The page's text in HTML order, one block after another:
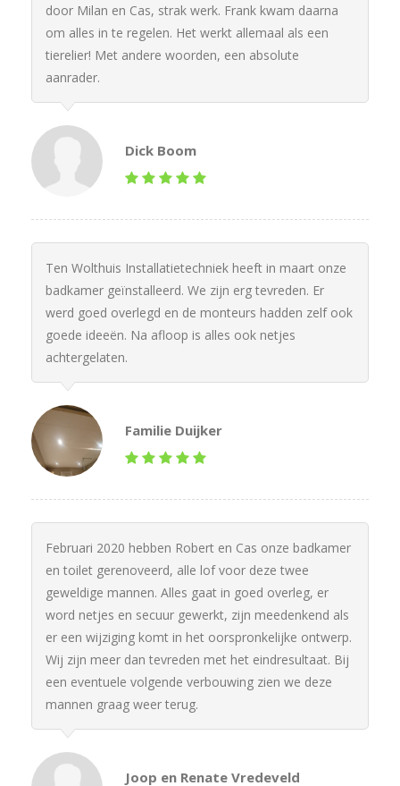
door Milan en Cas, strak werk. Frank kwam daarna
om alles in te regelen. Het werkt allemaal als een
tierelier! Met andere woorden, een absolute
aanrader.
Dick Boom
Ten Wolthuis Installatietechniek heeft in maart onze
badkamer geïnstalleerd. We zijn erg tevreden. Er
werd goed overlegd en de monteurs hadden zelf ook
goede ideeën. Na afloop is alles ook netjes
achtergelaten.
Familie Duijker
Februari 2020 hebben Robert en Cas onze badkamer
en toilet gerenoveerd, alle lof voor deze twee
geweldige mannen. Alles gaat in goed overleg, er
word netjes en secuur gewerkt, zijn meedenkend als
er een wijziging komt in het oorspronkelijke ontwerp.
Wij zijn meer dan tevreden met het eindresultaat. Bij
een eventuele volgende verbouwing zien we deze
mannen graag weer terug.
Joop en Renate Vredeveld